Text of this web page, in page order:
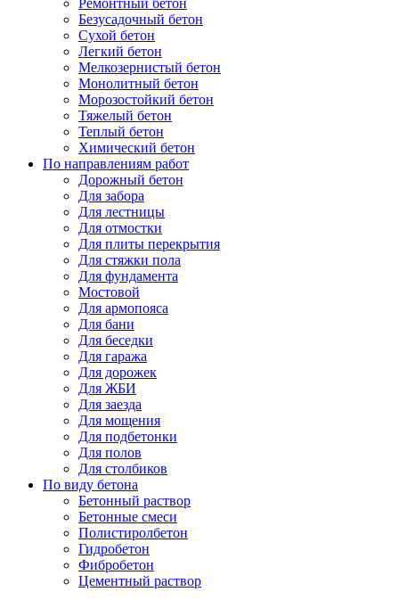
Ремонтный бетон
Безусадочный бетон
Сухой бетон
Легкий бетон
Мелкозернистый бетон
Монолитный бетон
Морозостойкий бетон
Тяжелый бетон
Теплый бетон
Химический бетон
По направлениям работ
Дорожный бетон
Для забора
Для лестницы
Для отмостки
Для плиты перекрытия
Для стяжки пола
Для фундамента
Мостовой
Для армопояса
Для бани
Для беседки
Для гаража
Для дорожек
Для ЖБИ
Для заезда
Для мощения
Для подбетонки
Для полов
Для столбиков
По виду бетона
Бетонный раствор
Бетонные смеси
Полистиролбетон
Гидробетон
Фибробетон
Цементный раствор